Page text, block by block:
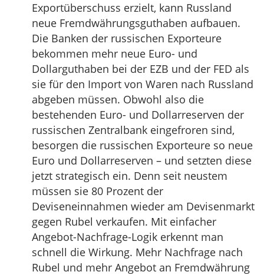
Exportüberschuss erzielt, kann Russland
neue Fremdwährungsguthaben aufbauen.
Die Banken der russischen Exporteure
bekommen mehr neue Euro- und
Dollarguthaben bei der EZB und der FED als
sie für den Import von Waren nach Russland
abgeben müssen. Obwohl also die
bestehenden Euro- und Dollarreserven der
russischen Zentralbank eingefroren sind,
besorgen die russischen Exporteure so neue
Euro und Dollarreserven – und setzten diese
jetzt strategisch ein. Denn seit neustem
müssen sie 80 Prozent der
Deviseneinnahmen wieder am Devisenmarkt
gegen Rubel verkaufen. Mit einfacher
Angebot-Nachfrage-Logik erkennt man
schnell die Wirkung. Mehr Nachfrage nach
Rubel und mehr Angebot an Fremdwährung